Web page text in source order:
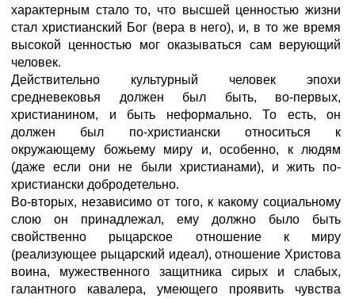
характерным стало то, что высшей ценностью жизни
стал христианский Бог (вера в него), и, в то же время
высокой ценностью мог оказываться сам верующий
человек.
Действительно культурный человек эпохи
средневековья должен был быть, во-первых,
христианином, и быть неформально. То есть, он
должен был по-христиански относиться к
окружающему божьему миру и, особенно, к людям
(даже если они не были христианами), и жить по-
христиански добродетельно.
Во-вторых, независимо от того, к какому социальному
слою он принадлежал, ему должно было быть
свойственно рыцарское отношение к миру
(реализующее рыцарский идеал), отношение Христова
воина, мужественного защитника сирых и слабых,
галантного кавалера, умеющего проявить чувства